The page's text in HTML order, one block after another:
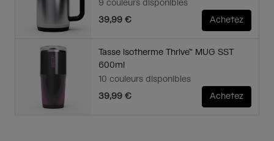
9 couleurs disponibles
39,99 €
Achetez
Tasse isotherme Thrive™ MUG SST
600ml
10 couleurs disponibles
39,99 €
Achetez